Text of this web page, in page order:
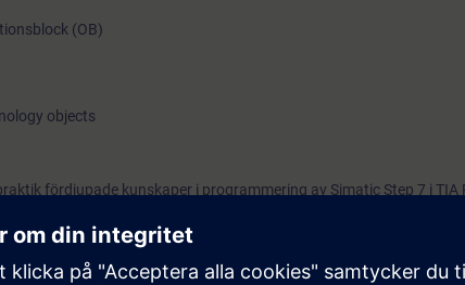
(OB)
objects
fördjupade kunskaper i programmering av Simatic Step 7 i TIA
Step 7-programmering. Bland annat genom mer effektiva
att lägga till drives, fler programmeringsspråk och HMI-